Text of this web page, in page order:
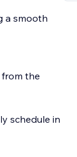
a smooth
from the
schedule in